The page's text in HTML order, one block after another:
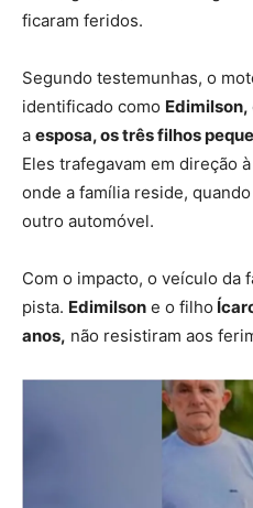
ficaram feridos.
Segundo testemunhas, o
identificado como Edimilson,
a esposa, os três filhos
Eles trafegavam em direção
onde a família reside,
outro automóvel.
Com o impacto, o veículo da
pista. Edimilson e o filho
anos, não resistiram aos